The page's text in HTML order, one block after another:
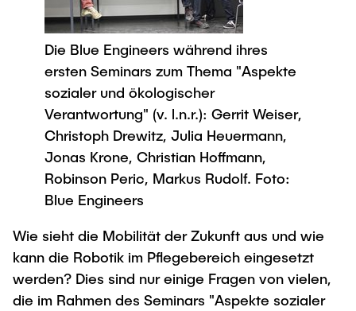
Newsroom
Press Release
Flyers and brochures
University magazine spektrum
Events
Merchandise-Shop
Working at TU Hamburg
Job opportunities
Faculty recruiting
Information for new employees
Advice and contact
New@tuhh
Around student life
study organization
AI in Education
After Graduation
Career Center
Graduate Academy
Doctoral Degrees
UNU HUB "Engineering to Face Climate
Change"
Early Career Research Support
Good Scientific Practice
Future Lectures
Team
Process Engineering
Study programs
Research and Institutes
Technology and Innovation in Education
News
Study programs
Research and Institutes
Management Sciences and Technology
Study Programs
Research and Institutes
Exchange students
Intercultural Hub
International Scholars & Guests
Partnerships and Strategy
Study Exchange Partnerships
How to establish partnerships
Strategy
ECIU University
Contacts & International Team
Die Blue Engineers während ihres
ersten Seminars zum Thema "Aspekte
sozialer und ökologischer
Verantwortung" (v. l.n.r.): Gerrit Weiser,
Christoph Drewitz, Julia Heuermann,
Jonas Krone, Christian Hoffmann,
Robinson Peric, Markus Rudolf. Foto:
Blue Engineers
Wie sieht die Mobilität der Zukunft aus und wie
kann die Robotik im Pflegebereich eingesetzt
werden? Dies sind nur einige Fragen von vielen,
die im Rahmen des Seminars "Aspekte sozialer